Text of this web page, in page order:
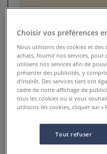
Papier dessin
0
Choisir vos préférences
Nous utilisons des cookies et
achats, fournir nos services, pour
utilisent nos services afin de
présenter des publicités, y
d’intérêt. Des services tiers ont
cadre de notre affichage de
tous les cookies ou si vous
utilisons les cookies, cliquer sur «
Tout refuser